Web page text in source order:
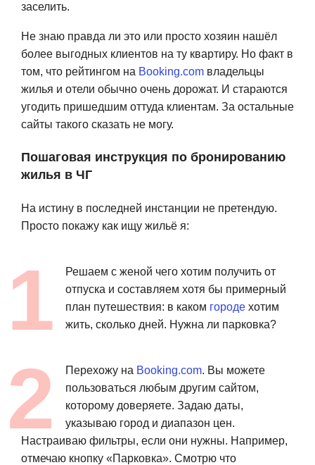
заселить.
Не знаю правда ли это или просто хозяин нашёл
более выгодных клиентов на ту квартиру. Но факт в
том, что рейтингом на Booking.com владельцы
жилья и отели обычно очень дорожат. И стараются
угодить пришедшим оттуда клиентам. За остальные
сайты такого сказать не могу.
Пошаговая инструкция по бронированию
жилья в ЧГ
На истину в последней инстанции не претендую.
Просто покажу как ищу жильё я:
Решаем с женой чего хотим получить от
отпуска и составляем хотя бы примерный
план путешествия: в каком городе хотим
жить, сколько дней. Нужна ли парковка?
Перехожу на Booking.com. Вы можете
пользоваться любым другим сайтом,
которому доверяете. Задаю даты,
указываю город и диапазон цен.
Настраиваю фильтры, если они нужны. Например,
отмечаю кнопку «Парковка». Смотрю что